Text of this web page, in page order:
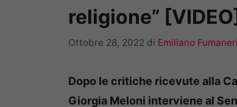
religione” [VIDEO]
Ottobre 28, 2022 di Emiliano Fumaneri
Dopo le critiche ricevute alla
Giorgia Meloni interviene al